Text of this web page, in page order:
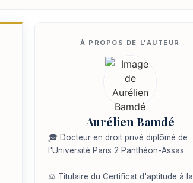
Aurélien Bamdé
🎓 Docteur en droit privé diplômé de
l'Université Paris 2 Panthéon-Assas
⚖️ Titulaire du Certificat d'aptitude à la